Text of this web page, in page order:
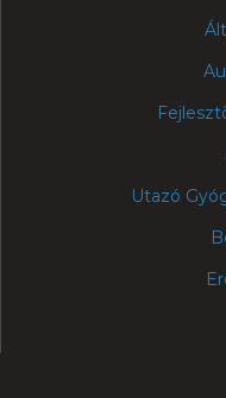
Utazó